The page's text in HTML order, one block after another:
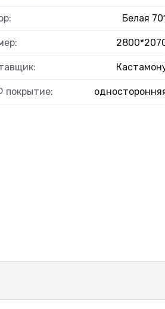
Белая
покрытие: